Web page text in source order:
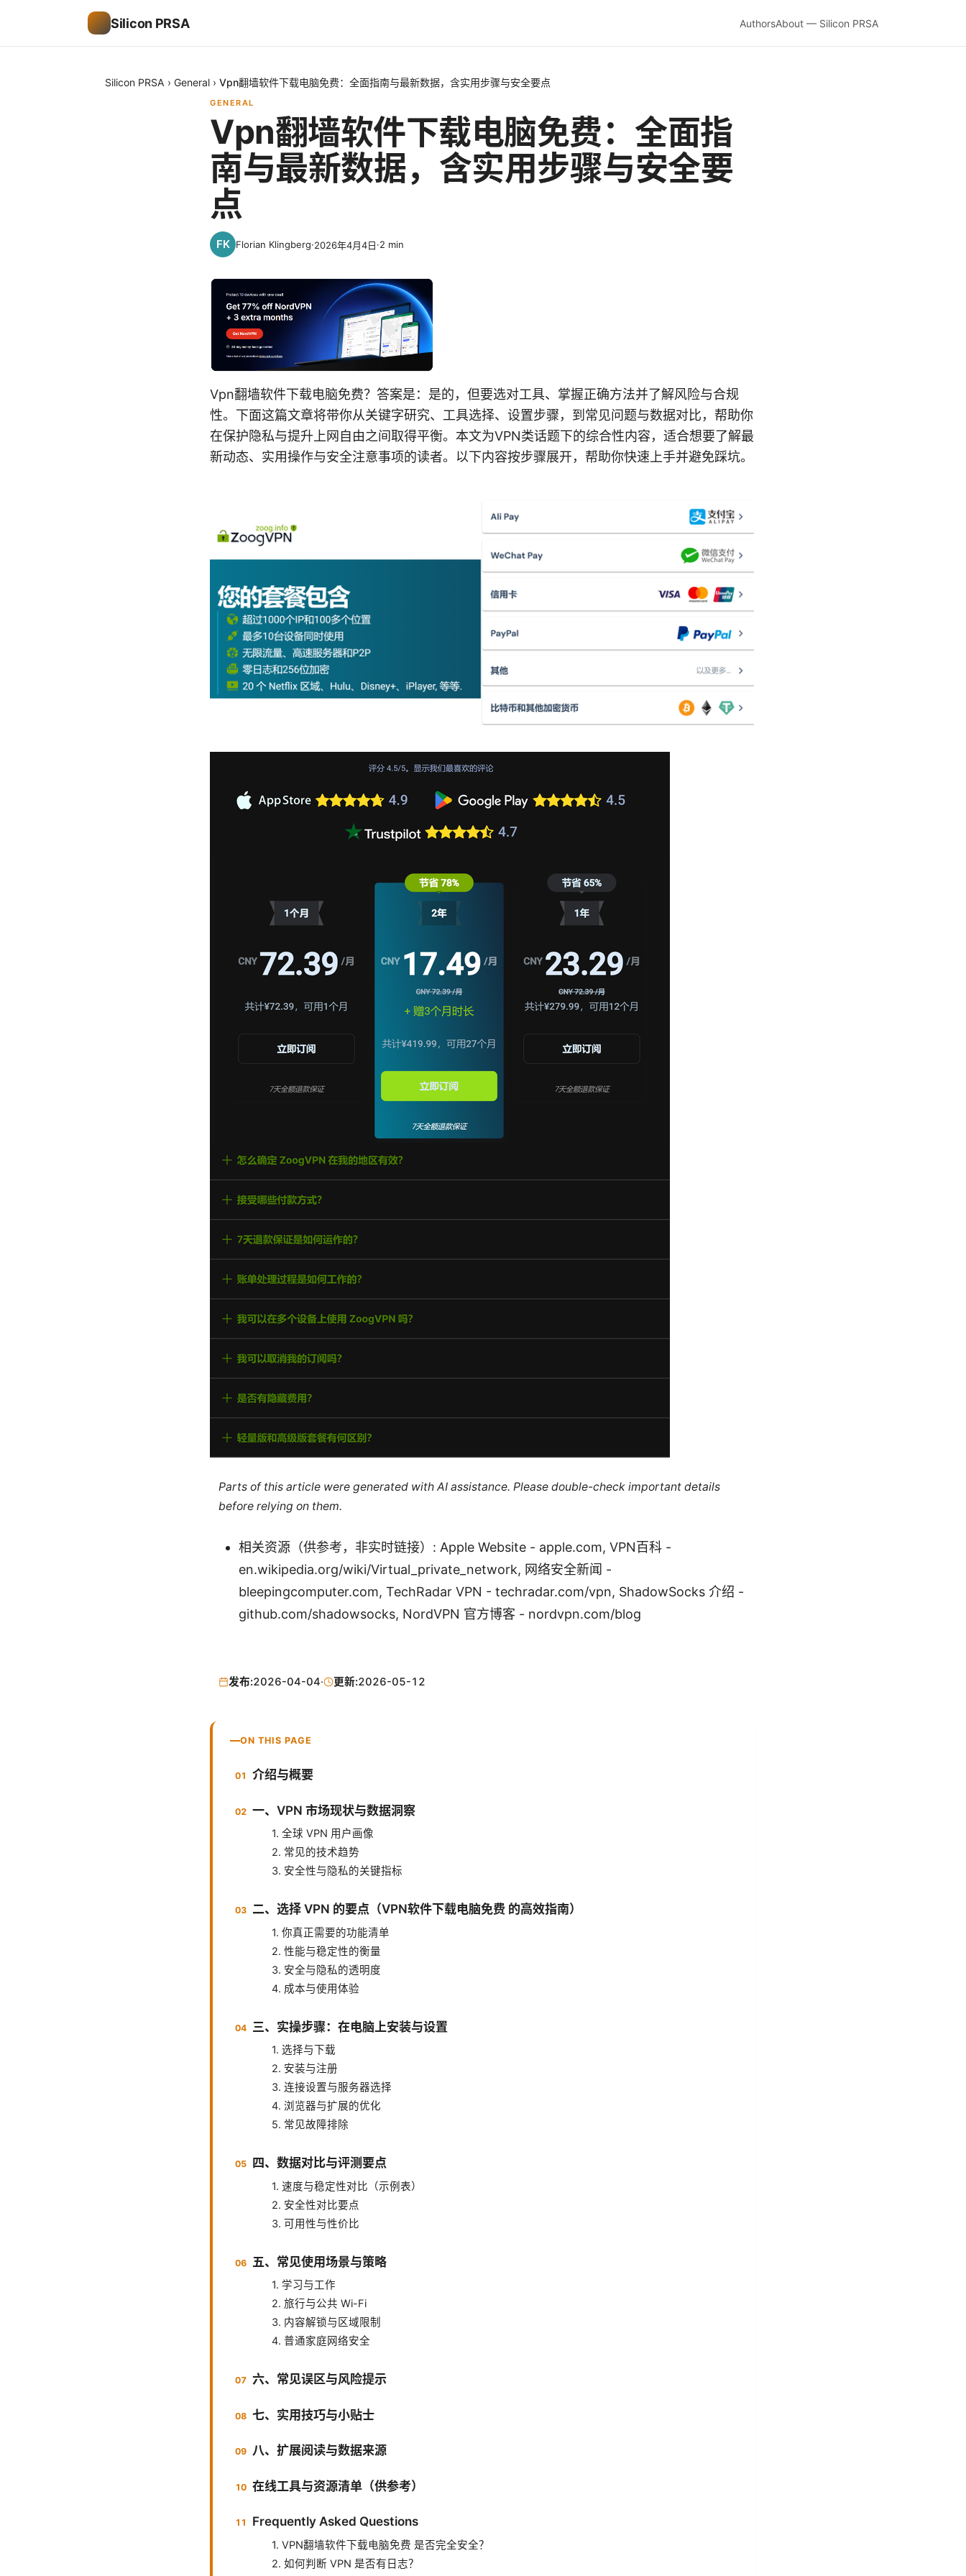
Silicon PRSA AuthorsAbout — Silicon PRSA
Silicon PRSA › General › Vpn翻墙软件下载电脑免费：全面指南与最新数据，含实用步骤与安全要点
GENERAL
Vpn翻墙软件下载电脑免费：全面指
南与最新数据，含实用步骤与安全要
点
Florian Klingberg·2026年4月4日·2 min
Vpn翻墙软件下载电脑免费？答案是：是的，但要选对工具、掌握正确方法并了解风险与合规
性。下面这篇文章将带你从关键字研究、工具选择、设置步骤，到常见问题与数据对比，帮助你
在保护隐私与提升上网自由之间取得平衡。本文为VPN类话题下的综合性内容，适合想要了解最
新动态、实用操作与安全注意事项的读者。以下内容按步骤展开，帮助你快速上手并避免踩坑。
Parts of this article were generated with AI assistance. Please double-check important details
before relying on them.
相关资源（供参考，非实时链接）: Apple Website - apple.com, VPN百科 -
en.wikipedia.org/wiki/Virtual_private_network, 网络安全新闻 -
bleepingcomputer.com, TechRadar VPN - techradar.com/vpn, ShadowSocks 介绍 -
github.com/shadowsocks, NordVPN 官方博客 - nordvpn.com/blog
发布:2026-04-04· 更新:2026-05-12
ON THIS PAGE
介绍与概要
一、VPN 市场现状与数据洞察
1. 全球 VPN 用户画像
2. 常见的技术趋势
3. 安全性与隐私的关键指标
二、选择 VPN 的要点（VPN软件下载电脑免费 的高效指南）
1. 你真正需要的功能清单
2. 性能与稳定性的衡量
3. 安全与隐私的透明度
4. 成本与使用体验
三、实操步骤：在电脑上安装与设置
1. 选择与下载
2. 安装与注册
3. 连接设置与服务器选择
4. 浏览器与扩展的优化
5. 常见故障排除
四、数据对比与评测要点
1. 速度与稳定性对比（示例表）
2. 安全性对比要点
3. 可用性与性价比
五、常见使用场景与策略
1. 学习与工作
2. 旅行与公共 Wi-Fi
3. 内容解锁与区域限制
4. 普通家庭网络安全
六、常见误区与风险提示
七、实用技巧与小贴士
八、扩展阅读与数据来源
在线工具与资源清单（供参考）
Frequently Asked Questions
1. VPN翻墙软件下载电脑免费 是否完全安全？
2. 如何判断 VPN 是否有日志？